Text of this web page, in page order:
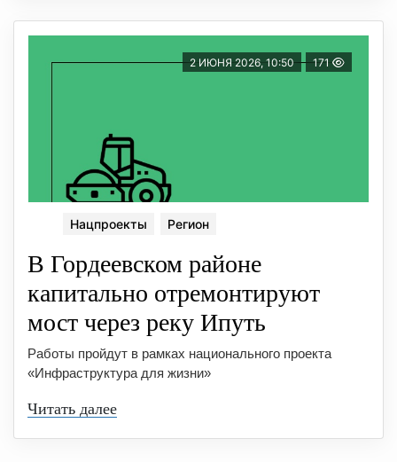
2 ИЮНЯ 2026, 10:50 171
Нацпроекты Регион
В Гордеевском районе
капитально отремонтируют
мост через реку Ипуть
Работы пройдут в рамках национального проекта
«Инфраструктура для жизни»
Читать далее